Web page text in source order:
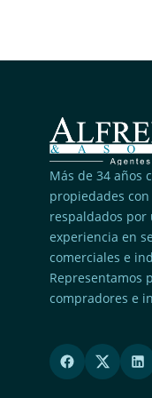
Más de 34 años
propiedades
respaldados por
experiencia en
comerciales e
Representamos
compradores e